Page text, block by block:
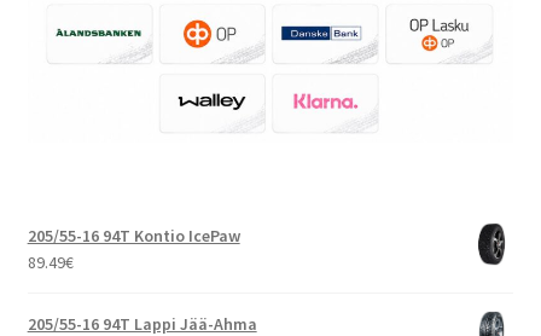
205/55-16 94T Kontio IcePaw
89.49€
205/55-16 94T Lappi Jää-Ahma